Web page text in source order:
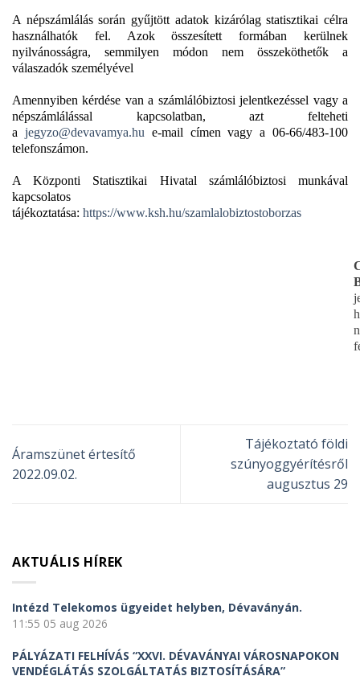
A népszámlálás során gyűjtött adatok kizárólag statisztikai célra
használhatók fel. Azok összesített formában kerülnek
nyilvánosságra, semmilyen módon nem összeköthetők a
válaszadók személyével
Amennyiben kérdése van a számlálóbiztosi jelentkezéssel vagy a
népszámlálással kapcsolatban, azt felteheti
a jegyzo@devavamya.hu e-mail címen vagy a 06-66/483-100
telefonszámon.
A Központi Statisztikai Hivatal számlálóbiztosi munkával
kapcsolatos
tájékoztatása: https://www.ksh.hu/szamlalobiztostoborzas
Áramszünet értesítő
2022.09.02.
Tájékoztató földi
szúnyoggyérítésről
augusztus 29
AKTUÁLIS HÍREK
Intézd Telekomos ügyeidet helyben, Dévaványán.
11:55 05 aug 2026
PÁLYÁZATI FELHÍVÁS “XXVI. DÉVAVÁNYAI VÁROSNAPOKON
VENDÉGLÁTÁS SZOLGÁLTATÁS BIZTOSÍTÁSÁRA”